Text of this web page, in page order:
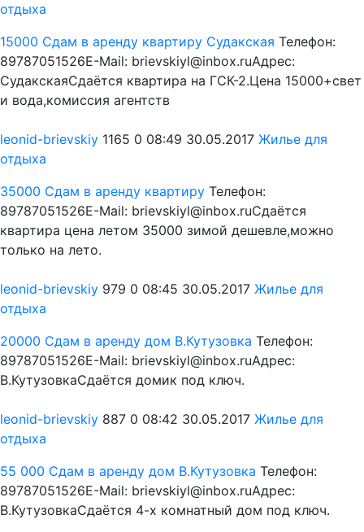
отдыха
15000 Сдам в аренду квартиру Судакская Телефон:
89787051526E-Mail: brievskiyl@inbox.ruАдрес:
СудакскаяСдаётся квартира на ГСК-2.Цена 15000+свет
и вода,комиссия агентств
leonid-brievskiy 1165 0 08:49 30.05.2017 Жилье для
отдыха
35000 Сдам в аренду квартиру Телефон:
89787051526E-Mail: brievskiyl@inbox.ruСдаётся
квартира цена летом 35000 зимой дешевле,можно
только на лето.
leonid-brievskiy 979 0 08:45 30.05.2017 Жилье для
отдыха
20000 Сдам в аренду дом В.Кутузовка Телефон:
89787051526E-Mail: brievskiyl@inbox.ruАдрес:
В.КутузовкаСдаётся домик под ключ.
leonid-brievskiy 887 0 08:42 30.05.2017 Жилье для
отдыха
55 000 Сдам в аренду дом В.Кутузовка Телефон:
89787051526E-Mail: brievskiyl@inbox.ruАдрес:
В.КутузовкаСдаётся 4-х комнатный дом под ключ.